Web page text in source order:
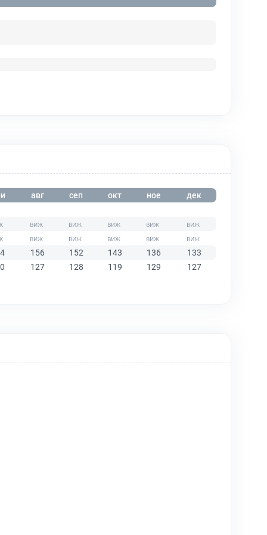
авг сеп окт ное дек
156 152 143 136
133
127 128 119 129 127